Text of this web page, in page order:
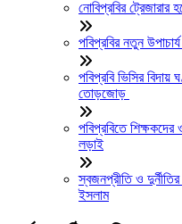
নোবিপ্রবির ট্রেজারার
পবিপ্রবির নতুন
পবিপ্রবি ভিসির
তোড়জোড়
পবিপ্রবিতে শিক্ষকদের
লড়াই
স্বজনপ্রীতি ও
ইসলাম